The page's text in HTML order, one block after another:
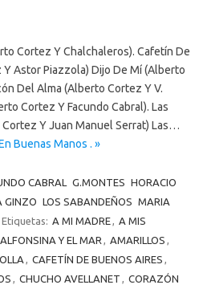
Cortez Y Chalchaleros). Cafetín De
Astor Piazzola) Dijo De Mí (Alberto
Del Alma (Alberto Cortez Y V.
Cortez Y Facundo Cabral). Las
Y Juan Manuel Serrat) Las…
Buenas Manos . »
CABRAL G.MONTES HORACIO
GINZO LOS SABANDEÑOS MARIA
Etiquetas: A MI MADRE, A MIS
ALFONSINA Y EL MAR , AMARILLOS ,
, CAFETÍN DE BUENOS AIRES ,
, CHUCHO AVELLANET , CORAZÓN